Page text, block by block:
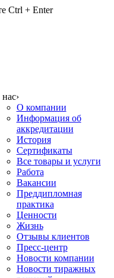
Ctrl + Enter
›
О компании
Информация об
аккредитации
История
Сертификаты
Все товары и услуги
Работа
Вакансии
Преддипломная
практика
Ценности
Жизнь
Отзывы клиентов
Пресс-центр
Новости компании
Новости тиражных